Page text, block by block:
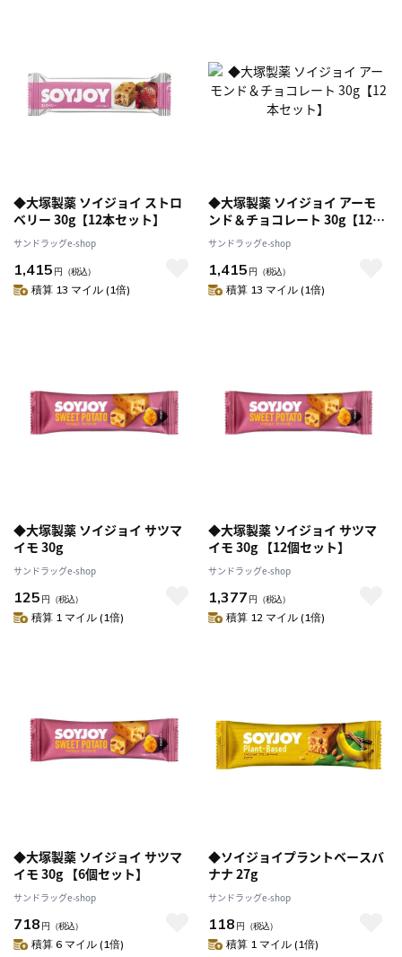
◆大塚製薬 ソイジョイ ストロ
ベリー 30g【12本セット】
サンドラッグe-shop
1,415 円 （税込）
積算 13 マイル (1倍)
◆大塚製薬 ソイジョイ アーモ
ンド＆チョコレート 30g【12本
セット】
サンドラッグe-shop
1,415 円 （税込）
積算 13 マイル (1倍)
◆大塚製薬 ソイジョイ サツマ
イモ 30g
サンドラッグe-shop
125 円 （税込）
積算 1 マイル (1倍)
◆大塚製薬 ソイジョイ サツマ
イモ 30g 【12個セット】
サンドラッグe-shop
1,377 円 （税込）
積算 12 マイル (1倍)
◆大塚製薬 ソイジョイ サツマ
イモ 30g 【6個セット】
サンドラッグe-shop
718 円 （税込）
積算 6 マイル (1倍)
◆ソイジョイプラントベースバ
ナナ 27g
サンドラッグe-shop
118 円 （税込）
積算 1 マイル (1倍)